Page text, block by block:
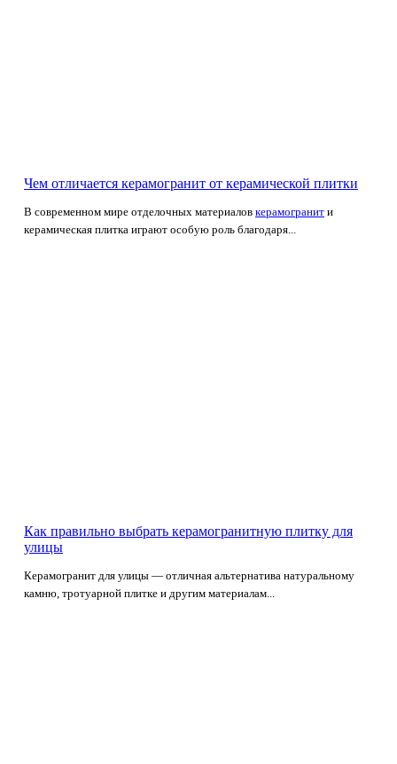
Чем отличается керамогранит от керамической плитки
В современном мире отделочных материалов керамогранит и
керамическая плитка играют особую роль благодаря...
Как правильно выбрать керамогранитную плитку для
улицы
Керамогранит для улицы — отличная альтернатива натуральному
камню, тротуарной плитке и другим материалам...